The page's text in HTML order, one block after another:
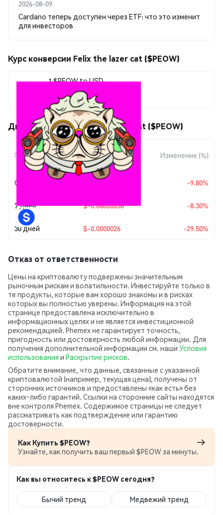
2026-08-09
Cardano теперь доступен через ETF: что это изменит
для инвесторов
Курс конверсии Felix the lazer cat ($PEOW)
1 $PEOW to USD
$0.00000622
Движения цены Felix the lazer cat ($PEOW)
Период
Изменение
суммы
Изменение (%)
Сегодня $-0.00000068 -9.80%
7 дней $-0.00000056 -8.30%
30 дней $-0.0000026 -29.50%
Отказ от ответственности
Цены на криптовалюту подвержены значительным
рыночным рискам и волатильности. Инвестируйте только в
те продукты, которые вам хорошо знакомы и в рисках
которых вы полностью уверены. Информация на этой
странице предоставлена исключительно в
информационных целях и не является инвестиционной
рекомендацией. Phemex не гарантирует точность,
пригодность или достоверность любой информации. Для
получения дополнительной информации см. наши Условия
использования и Раскрытие рисков.
Обратите внимание, что данные, связанные с указанной
криптовалютой (например, текущая цена), получены от
сторонних источников и предоставлены «как есть» без
каких‑либо гарантий. Ссылки на сторонние сайты находятся
вне контроля Phemex. Содержимое страницы не следует
рассматривать как подтверждение или гарантию
достоверности.
Как Купить $PEOW?
Узнайте, как получить ваш первый $PEOW за минуты.
Как вы относитесь к $PEOW сегодня?
Бычий тренд Медвежий тренд